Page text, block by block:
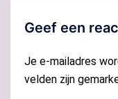
Geef een
Je e-mailadres
velden zijn